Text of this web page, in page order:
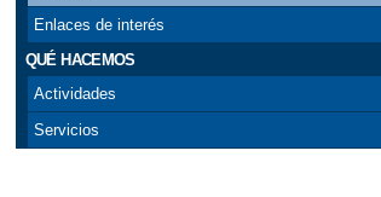
Enlaces de interés
QUÉ HACEMOS
Actividades
Servicios